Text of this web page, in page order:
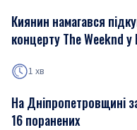
Киянин намагався
концерту The Weeknd у
1 хв
На Дніпропетровщині
16 поранених